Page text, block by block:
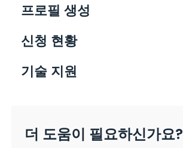
프로필 생성
신청 현황
기술 지원
더 도움이 필요하신가요?